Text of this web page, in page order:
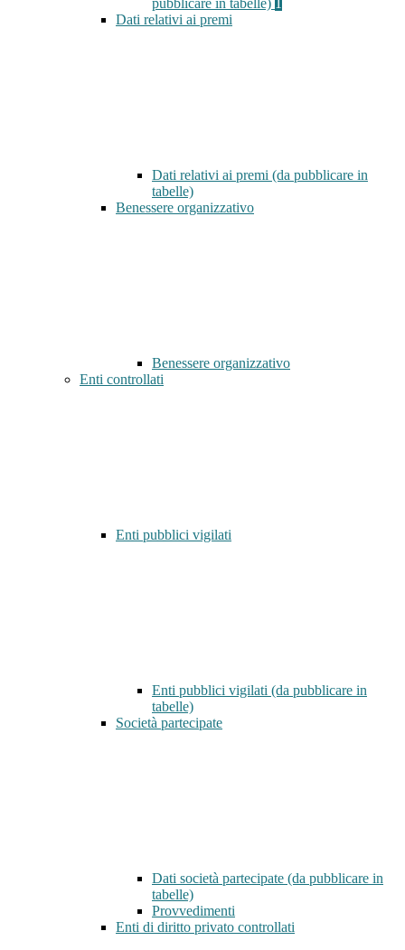
pubblicare in tabelle)
Dati relativi ai premi
Dati relativi ai premi (da pubblicare in
tabelle)
Benessere organizzativo
Benessere organizzativo
Enti controllati
Enti pubblici vigilati
Enti pubblici vigilati (da pubblicare in
tabelle)
Società partecipate
Dati società partecipate (da pubblicare in
tabelle)
Provvedimenti
Enti di diritto privato controllati